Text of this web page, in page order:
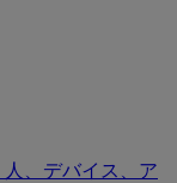
人、デバイス、ア